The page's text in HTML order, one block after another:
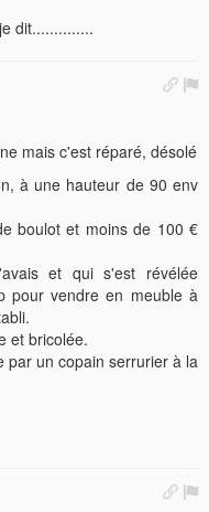
dit..............
mais c'est réparé, désolé
à une hauteur de 90 env
boulot et moins de 100 €
et qui s'est révélée
pour vendre en meuble à
et bricolée.
par un copain serrurier à la